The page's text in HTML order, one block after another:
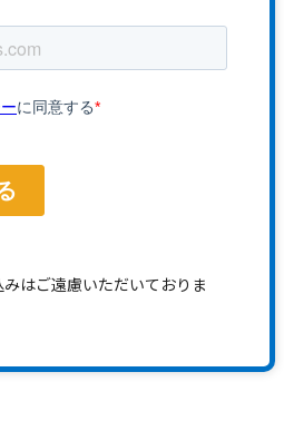
はご遠慮いただいておりま